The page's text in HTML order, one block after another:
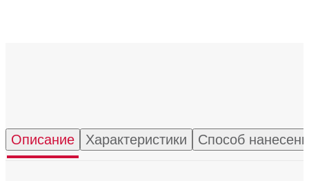
Описание Характеристики Способ